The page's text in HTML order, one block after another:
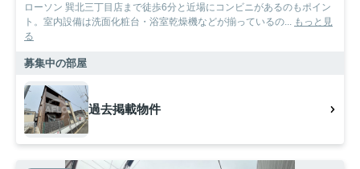
ローソン 巽北三丁目店まで徒歩6分と近場にコンビニがあるのもポイン
ト。室内設備は洗面化粧台・浴室乾燥機などが揃っているの... もっと見
る
募集中の部屋
過去掲載物件